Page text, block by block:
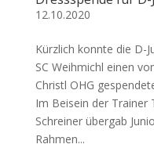
12.10.2020
Kürzlich konnte die D-
SC Weihmichl einen
Christl OHG
Im Beisein der Trainer
Schreiner übergab
Rahmen...